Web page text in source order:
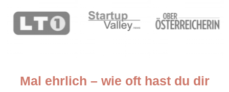
Mal ehrlich – wie oft hast du dir